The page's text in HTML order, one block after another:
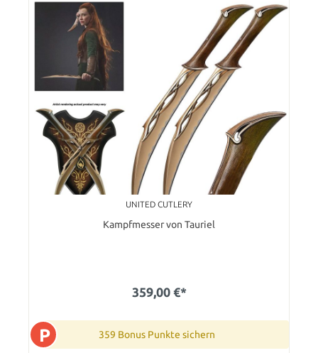
UNITED CUTLERY
Kampfmesser von Tauriel
359,00 €*
P 359 Bonus Punkte sichern